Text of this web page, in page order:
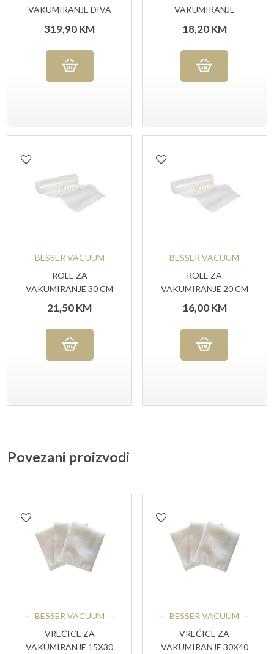
VAKUMIRANJE DIVA
319,90KM
VAKUMIRANJE
RELJEFNE 12X55 CM
50 KOM
18,20KM
BESSER VACUUM
ROLE ZA
VAKUMIRANJE 30 CM
X 6 M (PAK 2/1)
21,50KM
BESSER VACUUM
ROLE ZA
VAKUMIRANJE 20 CM
X 6 M (PAK 2/1)
16,00KM
Povezani proizvodi
BESSER VACUUM
VREĆICE ZA
VAKUMIRANJE 15X30
BESSER VACUUM
VREĆICE ZA
VAKUMIRANJE 30X40